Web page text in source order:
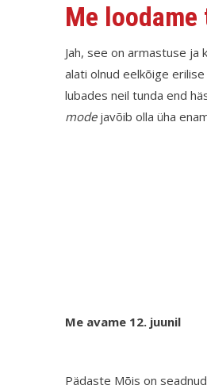
Me
Jah, see on armastuse ja
alati olnud eelkõige
lubades neil tunda end
mode javõib olla üha
Me avame 12. juunil
Pädaste Mõis on